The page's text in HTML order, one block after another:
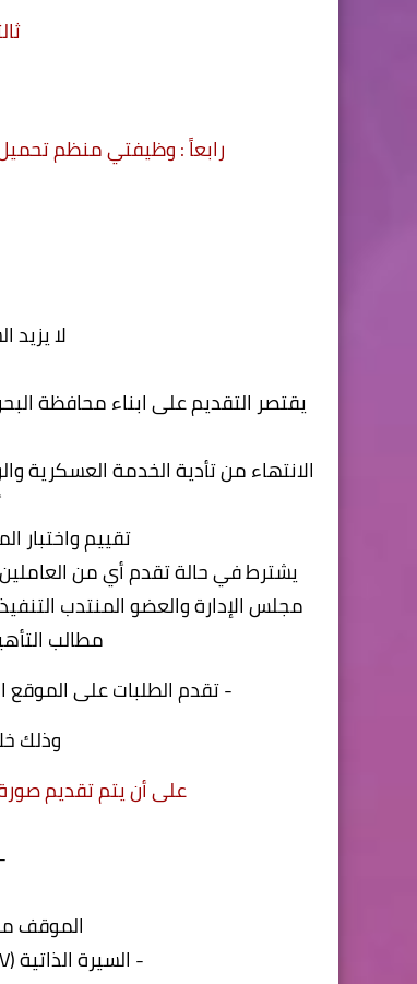
رابعاً : وظيفتي منظم تحميل طائرات عدد (٣٤) فرد / منظم
لا يزيد السن عن (۳۰)
يقتصر التقديم على ابناء محافظة
الانتهاء من تأدية الخدمة العسكرية
تقييم
يشترط في حالة تقدم أي من
مجلس الإدارة والعضو المنتدب
مطالب
- تقدم الطلبات على
وذلك خلال
على أن يتم تقديم
الموقف
- السيرة الذاتية (CV) لوظيفتي ضابط حركة تحميل ضابط حركة وكالة